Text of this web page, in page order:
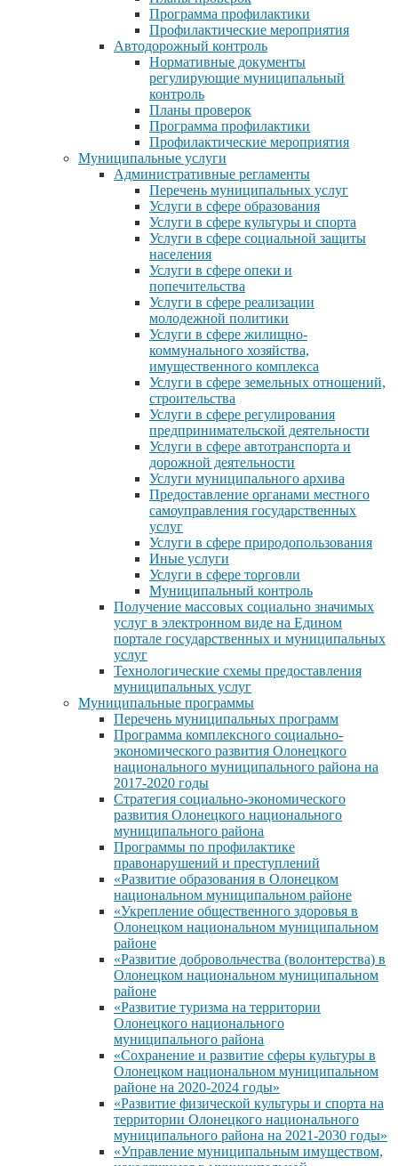
Программа профилактики
Профилактические мероприятия
Автодорожный контроль
Нормативные документы
регулирующие муниципальный
контроль
Планы проверок
Программа профилактики
Профилактические мероприятия
Муниципальные услуги
Административные регламенты
Перечень муниципальных услуг
Услуги в сфере образования
Услуги в сфере культуры и спорта
Услуги в сфере социальной защиты
населения
Услуги в сфере опеки и
попечительства
Услуги в сфере реализации
молодежной политики
Услуги в сфере жилищно-
коммунального хозяйства,
имущественного комплекса
Услуги в сфере земельных отношений,
строительства
Услуги в сфере регулирования
предпринимательской деятельности
Услуги в сфере автотранспорта и
дорожной деятельности
Услуги муниципального архива
Предоставление органами местного
самоуправления государственных
услуг
Услуги в сфере природопользования
Иные услуги
Услуги в сфере торговли
Муниципальный контроль
Получение массовых социально значимых
услуг в электронном виде на Едином
портале государственных и муниципальных
услуг
Технологические схемы предоставления
муниципальных услуг
Муниципальные программы
Перечень муниципальных программ
Программа комплексного социально-
экономического развития Олонецкого
национального муниципального района на
2017-2020 годы
Стратегия социально-экономического
развития Олонецкого национального
муниципального района
Программы по профилактике
правонарушений и преступлений
«Развитие образования в Олонецком
национальном муниципальном районе
«Укрепление общественного здоровья в
Олонецком национальном муниципальном
районе
«Развитие добровольчества (волонтерства) в
Олонецком национальном муниципальном
районе
«Развитие туризма на территории
Олонецкого национального
муниципального района
«Сохранение и развитие сферы культуры в
Олонецком национальном муниципальном
районе на 2020-2024 годы»
«Развитие физической культуры и спорта на
территории Олонецкого национального
муниципального района на 2021-2030 годы»
«Управление муниципальным имуществом,